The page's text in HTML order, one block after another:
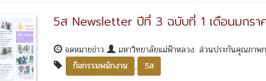
5ส Newsletter ปีที่ 3 ฉบับที่ 1 เดือนมกร
จดหมายข่าว มหาวิทยาลัยแม่ฟ้าหลวง. ส่วนประกันคุณภาพ
กิจกรรมพนักงาน
, 5ส